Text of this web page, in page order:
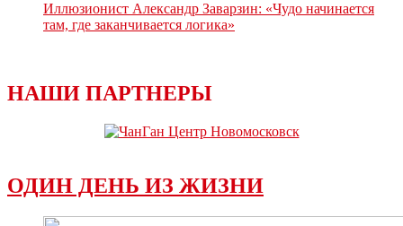
Иллюзионист Александр Заварзин: «Чудо начинается
там, где заканчивается логика»
НАШИ ПАРТНЕРЫ
ОДИН ДЕНЬ ИЗ ЖИЗНИ